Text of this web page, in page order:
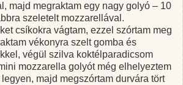
majd megraktam egy nagy golyó – 10
szeletelt mozzarellával.
csíkokra vágtam, ezzel szórtam meg
vékonyra szelt gomba és
végül szilva koktélparadicsom
mozzarella golyót még elhelyeztem
majd megszórtam durvára tört